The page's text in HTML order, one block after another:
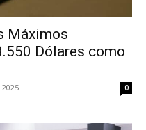
Máximos
Dólares como
0